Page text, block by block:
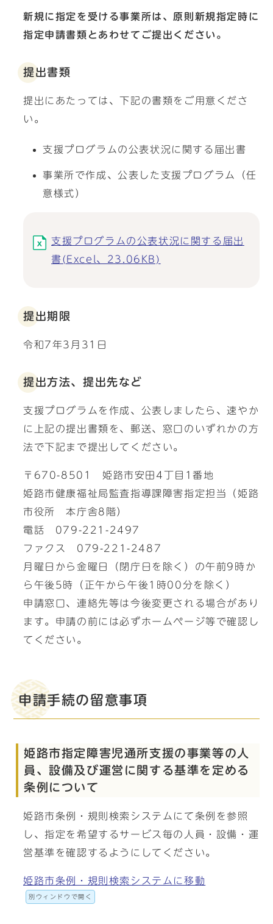
新規に指定を受ける事業所は、原則新規指定時に
指定申請書類とあわせてご提出ください。
提出書類
提出にあたっては、下記の書類をご用意くださ
い。
支援プログラムの公表状況に関する届出書
事業所で作成、公表した支援プログラム（任
意様式）
支援プログラムの公表状況に関する届出
書(Excel、23.06KB)
提出期限
令和7年3月31日
提出方法、提出先など
支援プログラムを作成、公表しましたら、速やか
に上記の提出書類を、郵送、窓口のいずれかの方
法で下記まで提出してください。
〒670-8501 姫路市安田4丁目1番地
姫路市健康福祉局監査指導課障害指定担当（姫路
市役所 本庁舎8階）
電話 079-221-2497
ファクス 079-221-2487
月曜日から金曜日（閉庁日を除く）の午前9時か
ら午後5時（正午から午後1時00分を除く）
申請窓口、連絡先等は今後変更される場合があり
ます。申請の前には必ずホームページ等で確認し
てください。
申請手続の留意事項
姫路市指定障害児通所支援の事業等の人
員、設備及び運営に関する基準を定める
条例について
姫路市条例・規則検索システムにて条例を参照
し、指定を希望するサービス毎の人員・設備・運
営基準を確認するようにしてください。
姫路市条例・規則検索システムに移動
別ウィンドウで開く